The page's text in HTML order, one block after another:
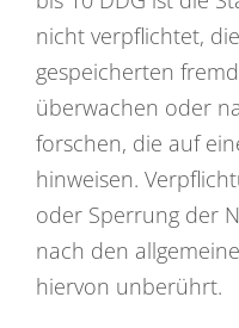
nicht verpflichtet,
gespeicherten
überwachen oder
forschen, die auf
hinweisen.
oder Sperrung der
nach den
hiervon unberührt.